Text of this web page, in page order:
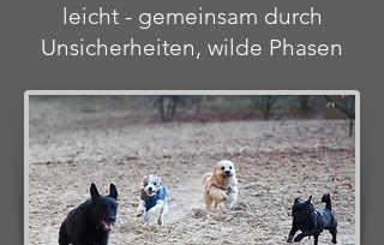
leicht - gemeinsam durch
Unsicherheiten, wilde Phasen
Direkt zur Buchung